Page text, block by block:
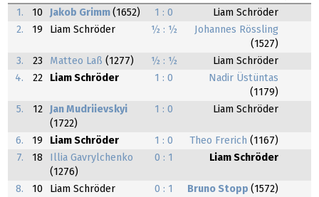
1.
10 Jakob Grimm (1652) 1 : 0
Liam Schröder
2.
19 Liam Schröder ½ : ½
Johannes Rössling
(1527)
3.
23 Matteo Laß (1277) ½ : ½
Liam Schröder
4.
22 Liam Schröder 1 : 0
Nadir Üstüntas
(1179)
5.
12
Jan Mudriievskyi
(1722)
1 : 0 Liam Schröder
6. 19 Liam Schröder 1 : 0 Theo Frerich (1167)
7.
18
Illia Gavrylchenko
(1276)
0 : 1 Liam Schröder
8. 10 Liam Schröder 0 : 1 Bruno Stopp (1572)